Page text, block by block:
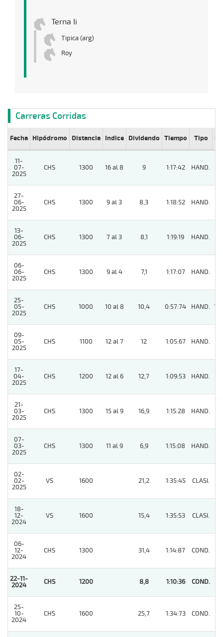
Terna Ii
Tipica (arg)
Roy
Carreras Corridas
Fecha Hipódromo Distancia Indice Dividendo Tiempo Tipo Lº
11-
07-
2025
CHS 1300 16 al 8 9 1:17:42 HAND.
27-
06-
2025
CHS 1300 9 al 3 8,3 1:18:52 HAND.
13-
06-
2025
CHS 1300 7 al 3 8,1 1:19:19 HAND.
06-
06-
2025
CHS 1300 9 al 4 7,1 1:17:07 HAND.
25-
05-
2025
CHS 1000 10 al 8 10,4 0:57:74 HAND. 10
09-
05-
2025
CHS 1100 12 al 7 12 1:05:67 HAND.
17-
04-
2025
CHS 1200 12 al 6 12,7 1:09:53 HAND.
21-
03-
2025
CHS 1300 15 al 9 16,9 1:15:28 HAND.
07-
03-
2025
CHS 1300 11 al 9 6,9 1:15:08 HAND.
02-
02-
2025
VS 1600 21,2 1:35:45 CLASI.
18-
12-
2024
VS 1600 15,4 1:35:53 CLASI.
06-
12-
2024
CHS 1300 31,4 1:14:87 COND.
22-11-
2024
CHS 1200 8,8 1:10:36 COND.
25-
10-
2024
CHS 1600 25,7 1:34:73 COND.